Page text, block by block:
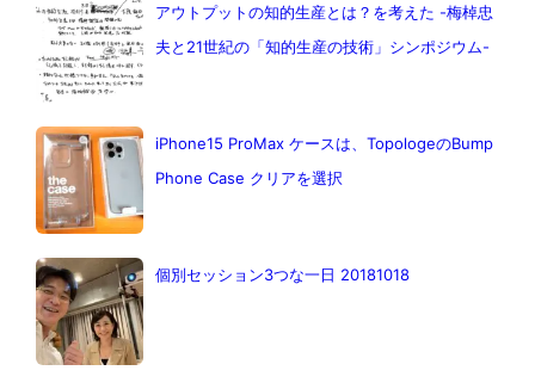
アウトプットの知的生産とは？を考えた -梅棹忠
夫と21世紀の「知的生産の技術」シンポジウム-
iPhone15 ProMax ケースは、TopologeのBump
Phone Case クリアを選択
個別セッション3つな一日 20181018